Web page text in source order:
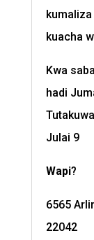
kuacha
Kwa
hadi
Julai 9
Wapi?
6565
22042